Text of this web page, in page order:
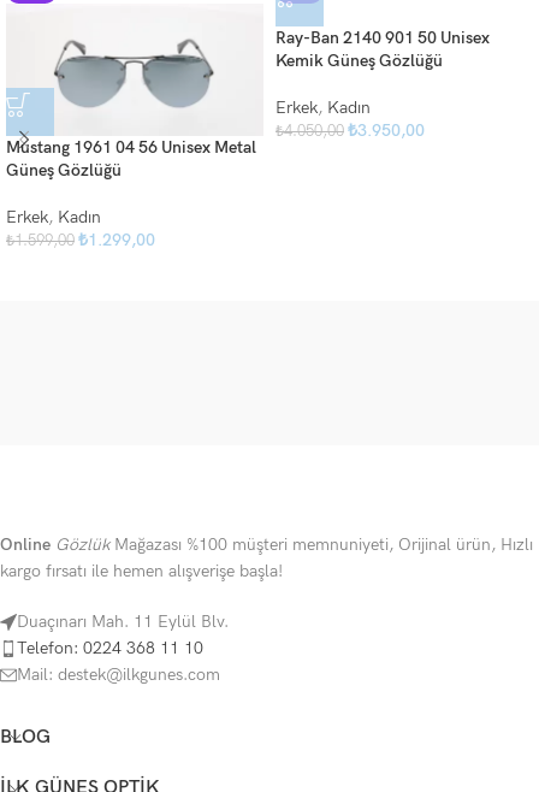
Mustang 1961 04 56 Unisex Metal
Güneş Gözlüğü
Erkek, Kadın
₺1.599,00 ₺1.299,00
Ray-Ban 2140 901 50 Unisex
Kemik Güneş Gözlüğü
Erkek, Kadın
₺4.050,00 ₺3.950,00
Online GözlükMağazası %100 müşteri memnuniyeti, Orijinal ürün, Hızlı
kargo fırsatı ile hemen alışverişe başla!
Duaçınarı Mah. 11 Eylül Blv.
Telefon: 0224 368 11 10
Mail: destek@ilkgunes.com
BLOG